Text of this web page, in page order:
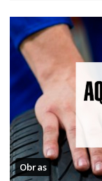
Obras